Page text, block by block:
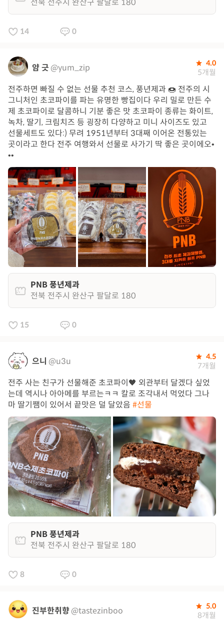
전북 전주시 완산구 팔달로 180
14 0
얌 긋 @yum_zip 4.0
5개월
전주하면 빠질 수 없는 선물 추천 코스, 풍년제과 🍩 전주의 시
그니처인 초코파이를 파는 유명한 빵집이다 우리 밀로 만든 수
제 초코파이로 달콤하니 기분 좋은 맛 초코파이 종류는 화이트,
녹차, 딸기, 크림치즈 등 굉장히 다양하고 미니 사이즈도 있고
선물세트도 있다:) 무려 1951년부터 3대째 이어온 전통있는
곳이라고 한다 전주 여행와서 선물로 사가기 딱 좋은 곳이에오•
••
PNB 풍년제과
전북 전주시 완산구 팔달로 180
15 0
으니 @u3u 4.5
7개월
전주 사는 친구가 선물해준 초코파이🖤 외관부터 달겠다 싶었
는데 역시나 아아메를 부르는ㅋㅋ 칼로 조각내서 먹었다 그나
마 딸기쨈이 있어서 끝맛은 덜 달았음 #선물
PNB 풍년제과
전북 전주시 완산구 팔달로 180
8 0
진부한취향@tastezinboo 5.0
8개월